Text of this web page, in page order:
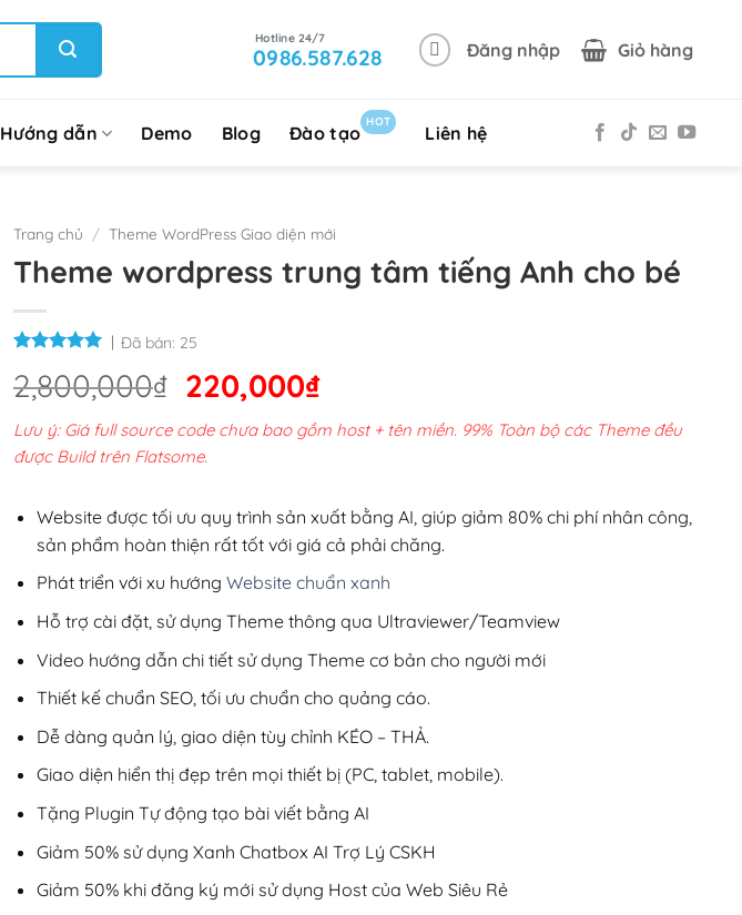
0986.587.628 Đăng nhập Giỏ hàng
Hướng dẫn Demo Blog Đào tạo
HOT
Liên hệ
Trang chủ / Theme WordPress Giao diện mới
Theme wordpress trung tâm tiếng Anh cho bé
Đã bán: 25
2,800,000₫ Giá
gốc
là:
220,000₫Giá
hiện
tại
220,000₫.
Lưu ý: Giá full source code chưa bao gồm host + tên miền. 99% Toàn bộ các Theme đều
được Build trên Flatsome.
Website được tối ưu quy trình sản xuất bằng AI, giúp giảm 80% chi phí nhân công,
sản phẩm hoàn thiện rất tốt với giá cả phải chăng.
Phát triển với xu hướng Website chuẩn xanh
Hỗ trợ cài đặt, sử dụng Theme thông qua Ultraviewer/Teamview
Video hướng dẫn chi tiết sử dụng Theme cơ bản cho người mới
Thiết kế chuẩn SEO, tối ưu chuẩn cho quảng cáo.
Dễ dàng quản lý, giao diện tùy chỉnh KÉO – THẢ.
Giao diện hiển thị đẹp trên mọi thiết bị (PC, tablet, mobile).
Tặng Plugin Tự động tạo bài viết bằng AI
Giảm 50% sử dụng Xanh Chatbox AI Trợ Lý CSKH
Giảm 50% khi đăng ký mới sử dụng Host của Web Siêu Rẻ